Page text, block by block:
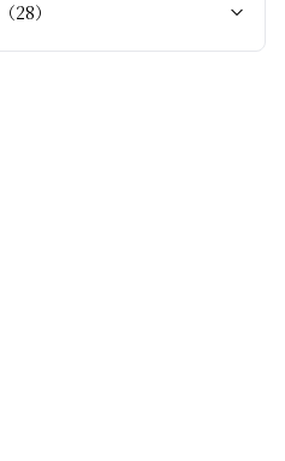
（28）